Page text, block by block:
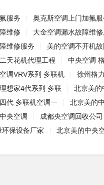
服务 奥克斯空调上门加氟服
维修
大金空调漏水故障维
维修服务
美的空调不开机
天花机代理工程
中央空调
调VRV系列 多联机
徐州格
想家4代系列 多联
北京美的
代 多联机空调一
北京美的
央空调
成都央空调回收公
保设备厂家
北京美的中央